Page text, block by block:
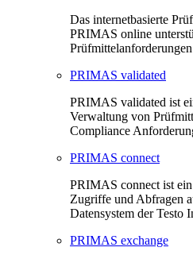
Das internetbasierte
PRIMAS online
PRIMAS validated
PRIMAS validated ist
Verwaltung von
Compliance
PRIMAS connect
PRIMAS connect ist
Zugriffe und Abfragen
Datensystem der Testo
PRIMAS exchange